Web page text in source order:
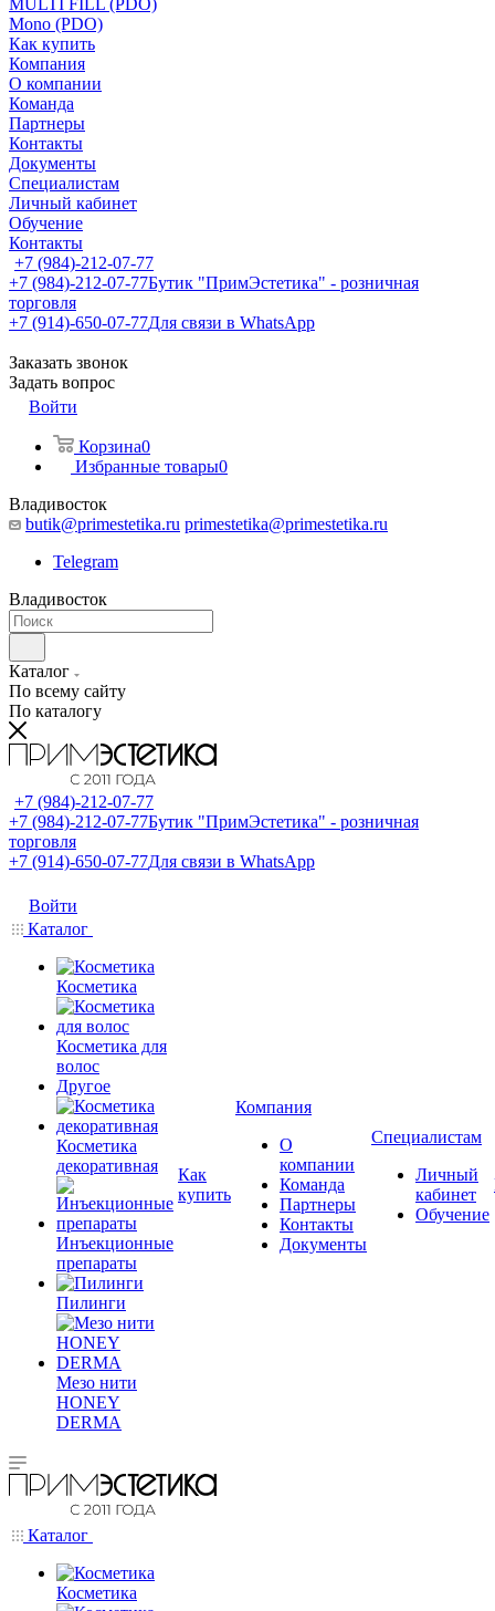
MULTI FILL (PDO)
Mono (PDO)
Как купить
Компания
О компании
Команда
Партнеры
Контакты
Документы
Специалистам
Личный кабинет
Обучение
Контакты
+7 (984)-212-07-77
+7 (984)-212-07-77Бутик "ПримЭстетика" - розничная
торговля
+7 (914)-650-07-77Для связи в WhatsApp
Заказать звонок
Задать вопрос
Войти
Корзина0
Избранные товары0
Владивосток
butik@primestetika.ru primestetika@primestetika.ru
Telegram
Владивосток
Каталог
По всему сайту
По каталогу
+7 (984)-212-07-77
+7 (984)-212-07-77Бутик "ПримЭстетика" - розничная
торговля
+7 (914)-650-07-77Для связи в WhatsApp
Войти
Каталог
Косметика
Косметика для
волос
Другое
Косметика
декоративная
Инъекционные
препараты
Пилинги
Мезо нити
HONEY
DERMA
Как
купить
Компания
О
компании
Команда
Партнеры
Контакты
Документы
Специалистам
Личный
кабинет
Обучение
Каталог
Косметика